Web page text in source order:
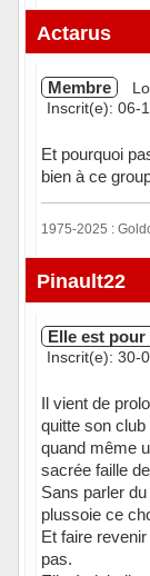
Hors ligne
Actarus
Membre
Inscrit(e): 06-
Et pourquoi
bien à ce
1975-2025 :
Hors ligne
Pinault22
Elle est
Inscrit(e): 30-
Il vient de
quitte son
quand même
sacrée faille
Sans parler
plussoie ce
Et faire
pas.